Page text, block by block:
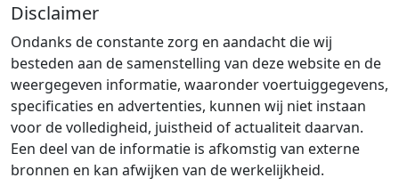
Disclaimer
Ondanks de constante zorg en aandacht die wij
besteden aan de samenstelling van deze website en de
weergegeven informatie, waaronder voertuiggegevens,
specificaties en advertenties, kunnen wij niet instaan
voor de volledigheid, juistheid of actualiteit daarvan.
Een deel van de informatie is afkomstig van externe
bronnen en kan afwijken van de werkelijkheid.